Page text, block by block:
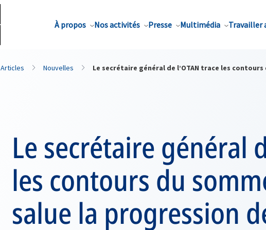
À propos Nos activités Presse Multimédia Travailler
Articles Nouvelles Le secrétaire général de l’OTAN trace les
Le secrétaire général
les contours du
salue la progression